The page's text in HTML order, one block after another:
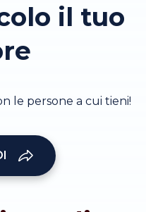
il tuo
le persone a cui tieni!